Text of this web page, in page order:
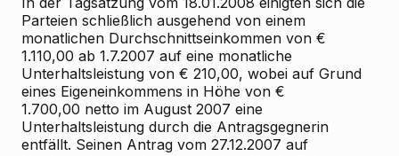
Parteien schließlich ausgehend von einem
monatlichen Durchschnittseinkommen von €
1.110,00 ab 1.7.2007 auf eine monatliche
Unterhaltsleistung von € 210,00, wobei auf Grund
eines Eigeneinkommens in Höhe von €
1.700,00 netto im August 2007 eine
Unterhaltsleistung durch die Antragsgegnerin
entfällt. Seinen Antrag vom 27.12.2007 auf